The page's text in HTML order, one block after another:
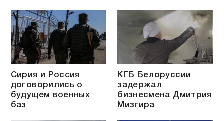
Сирия и Россия
договорились о
будущем военных
баз
КГБ Белоруссии
задержал
бизнесмена Дмитрия
Мизгира